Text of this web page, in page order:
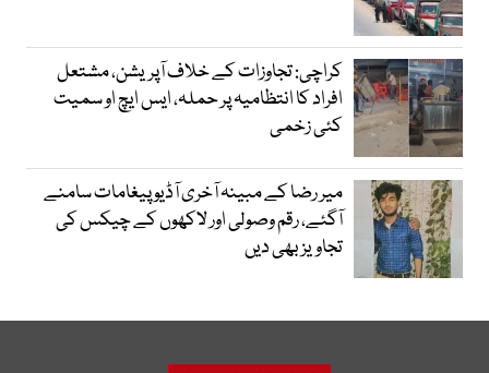
کراچی: تجاوزات کے خلاف آپریشن، مشتعل
افراد کا انتظامیہ پر حملہ، ایس ایچ او سمیت
کئی زخمی
میر رضا کے مبینہ آخری آڈیو پیغامات سامنے
آگئے، رقم وصولی اور لاکھوں کے چیکس کی
تجاویز بھی دیں